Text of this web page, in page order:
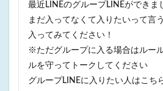
最近LINEのグループLINEができま
まだ入ってなくて入りたいって言
入ってみてください！
※ただグループに入る場合はルー
ルを守ってトークしてください
グループLINEに入りたい人はこち